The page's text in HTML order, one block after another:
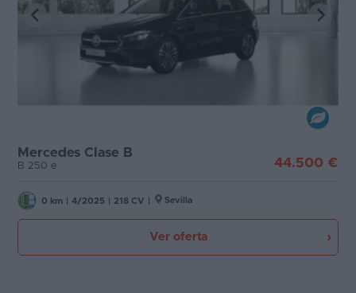
Mercedes Clase B
B 250 e 44.500 €
0 km 4/2025 218 CV Sevilla
Ver oferta